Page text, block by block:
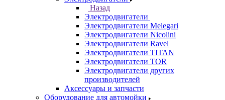
Назад
Электродвигатели
Электродвигатели Melegari
Электродвигатели Nicolini
Электродвигатели Ravel
Электродвигатели TITAN
Электродвигатели TOR
Электродвигатели других
производителей
Аксессуары и запчасти
Оборудование для автомойки